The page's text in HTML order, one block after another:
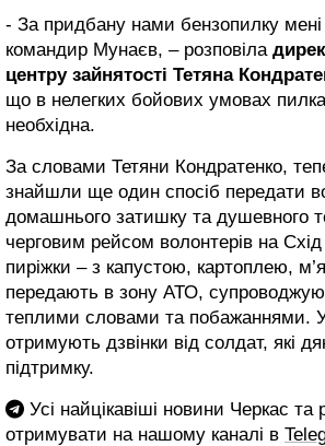
- За придбану нами бензопилку
командир Мунаєв, – розповіла
центру зайнятості Тетяна
що в нелегких бойових умовах
необхідна.
За словами Тетяни Кондратенко,
знайшли ще один спосіб передати
домашнього затишку та душевного
черговим рейсом волонтерів на Схід
пиріжки – з капустою, картоплею,
передають в зону АТО,
теплими словами та побажаннями. У
отримують дзвінки від солдат, які
підтримку.
Усі найцікавіші новини Черкас та
отримувати на нашому каналі в